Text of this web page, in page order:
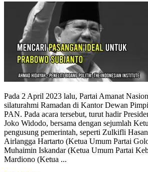
Pada 2 April 2023 lalu, Partai Amanat
silaturahmi Ramadan di Kantor Dewan
PAN. Pada acara tersebut, turut hadir
Joko Widodo, bersama dengan sejumlah
pengusung pemerintah, seperti Zulkifli
Airlangga Hartarto (Ketua Umum Partai
Muhaimin Iskandar (Ketua Umum Partai
Mardiono (Ketua ...